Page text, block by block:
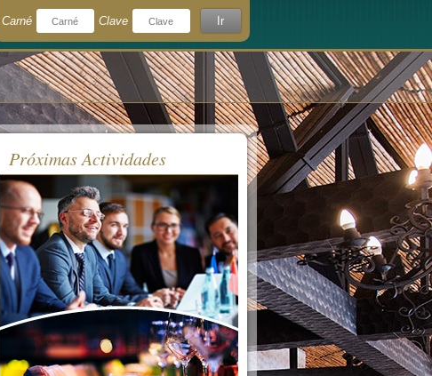
Carné Clave
Recuérdeme
Ir
¿Olvidó su clave?
Próximas Actividades